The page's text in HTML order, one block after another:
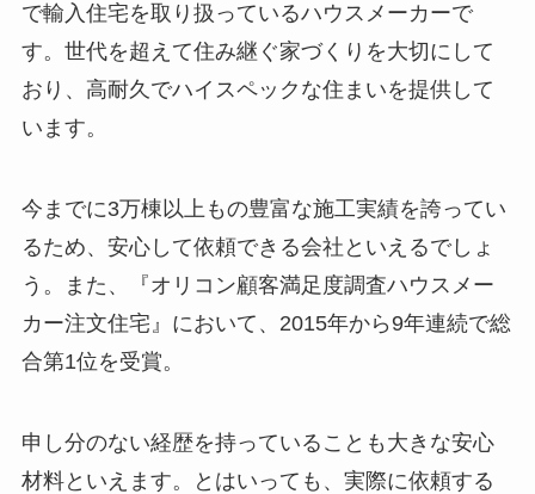
で輸入住宅を取り扱っているハウスメーカーで
す。世代を超えて住み継ぐ家づくりを大切にして
おり、高耐久でハイスペックな住まいを提供して
います。
今までに3万棟以上もの豊富な施工実績を誇ってい
るため、安心して依頼できる会社といえるでしょ
う。また、『オリコン顧客満足度調査ハウスメー
カー注文住宅』において、2015年から9年連続で総
合第1位を受賞。
申し分のない経歴を持っていることも大きな安心
材料といえます。とはいっても、実際に依頼する